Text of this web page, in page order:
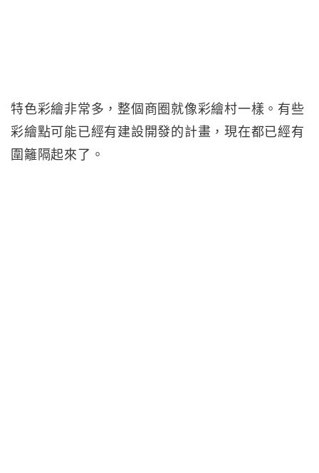
特色彩繪非常多，整個商圈就像彩繪村一樣。有些
彩繪點可能已經有建設開發的計畫，現在都已經有
圍籬隔起來了。